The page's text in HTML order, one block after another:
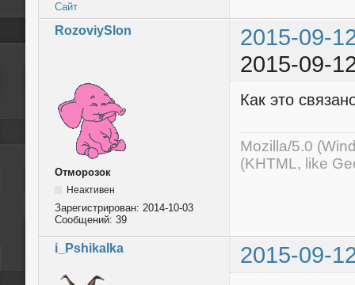
Сайт
RozoviySlon
2015-09-
2015-09-
Отморозок
Неактивен
Зарегистрирован: 2014-10-03
Сообщений: 39
Как это
Mozilla/5.0
(KHTML, like
i_Pshikalka 2015-09-